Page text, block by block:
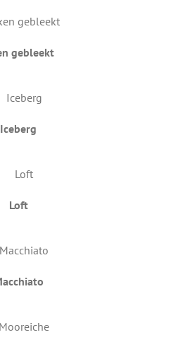
gebleekt
Iceberg
Loft